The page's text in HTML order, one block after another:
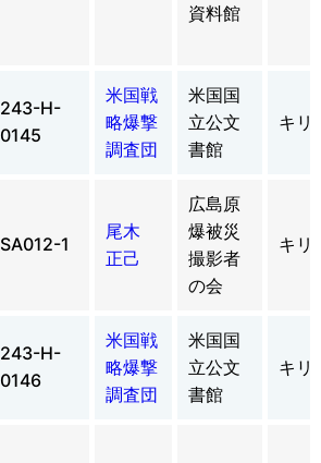
資料館
243-H-
0145
米国戦
略爆撃
調査団
米国国
立公文
書館
キリ
SA012-1
尾木
正己
広島原
爆被災
撮影者
の会
キリ
243-H-
0146
米国戦
略爆撃
調査団
米国国
立公文
書館
キリ